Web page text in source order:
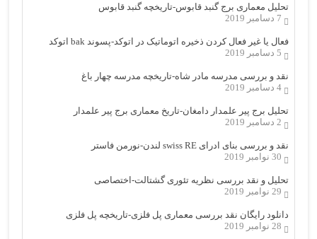
تحلیل معماری برج گنبد قابوس-تاریخچه گنبد قابوس
7 دسامبر 2019
فعال یا غیر فعال کردن ذخیره اتوماتیک در اتوکد-پسوند bak اتوکد
5 دسامبر 2019
نقد و بررسی مدرسه مادر شاه-تاریخچه مدرسه چهار باغ
4 دسامبر 2019
تحلیل برج پیر علمدار دامغان-تاریخ معماری برج پیر علمدار
2 دسامبر 2019
نقد و بررسی بنای ادرای swiss RE لندن-نورمن فاستر
30 نوامبر 2019
تحلیل و نقد بررسی نظریه تئوری گشتالت-اختصاصی
29 نوامبر 2019
دانلود رایگان نقد بررسی معماری پل فلزی-تاریخچه پل فلزی
28 نوامبر 2019